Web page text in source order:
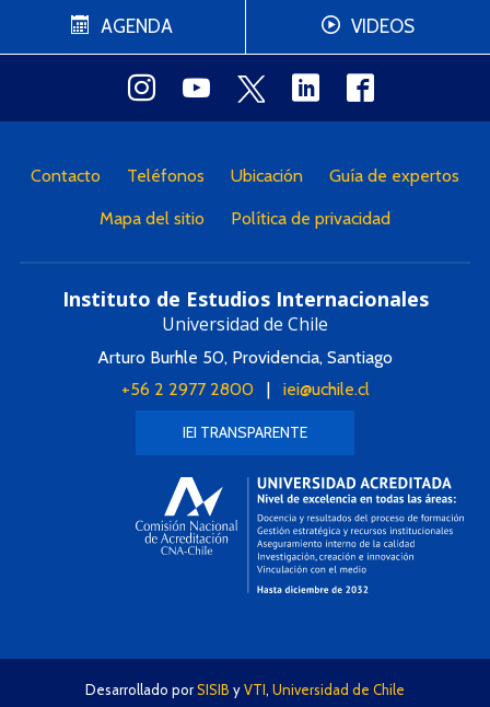
AGENDA VIDEOS
Contacto Teléfonos Ubicación Guía de expertos
Mapa del sitio Política de privacidad
Instituto de Estudios Internacionales
Universidad de Chile
Arturo Burhle 50, Providencia, Santiago
+56 2 2977 2800| iei@uchile.cl
IEI TRANSPARENTE
Desarrollado porSISIB yVTI, Universidad de Chile